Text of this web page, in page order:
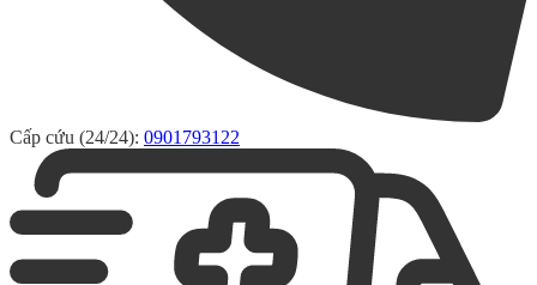
Cấp cứu (24/24): 0901793122